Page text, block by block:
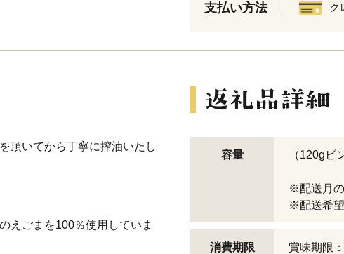
支払い方法 ク
頂いてから丁寧に搾油いたし
えごまを100％使用していま
容量 （120g
※配送月の
※配送希
消費期限
賞味期限